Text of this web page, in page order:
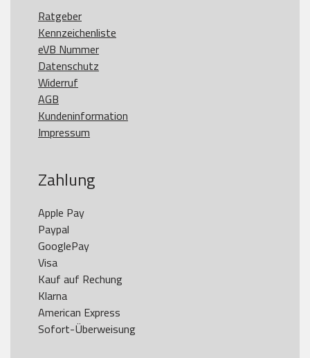
Ratgeber
Kennzeichenliste
eVB Nummer
Datenschutz
Widerruf
AGB
Kundeninformation
Impressum
Zahlung
Apple Pay
Paypal
GooglePay
Visa
Kauf auf Rechung
Klarna
American Express